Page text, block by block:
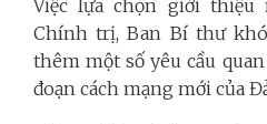
Việc lựa chọn giới thiệu
Chính trị, Ban Bí thư
thêm một số yêu cầu
đoạn cách mạng mới của